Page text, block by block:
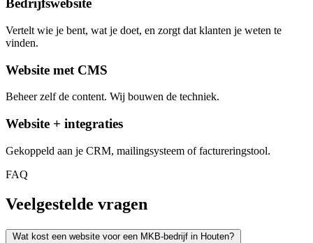
Bedrijfswebsite
Vertelt wie je bent, wat je doet, en zorgt dat klanten je weten te
vinden.
Website met CMS
Beheer zelf de content. Wij bouwen de techniek.
Website + integraties
Gekoppeld aan je CRM, mailingsysteem of factureringstool.
FAQ
Veelgestelde vragen
Wat kost een website voor een MKB-bedrijf in Houten?